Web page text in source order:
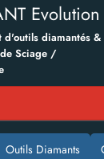
Evolution
d'outils diamantés &
Sciage /
Outils Diamants